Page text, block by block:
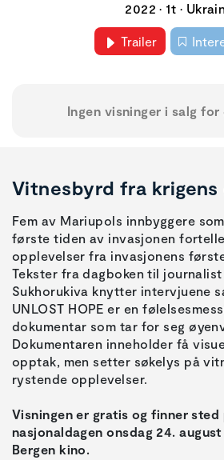
2022 • 1t •
Trailer
Ingen visninger i salg
Vitnesbyrd fra
Fem av Mariupols innbyggere
første tiden av invasjonen
opplevelser fra invasjonens
Tekster fra dagboken til
Sukhorukiva knytter intervjuene
UNLOST HOPE er en
dokumentar som tar for seg
Dokumentaren inneholder få
opptak, men setter søkelys på
rystende opplevelser.
Visningen er gratis og finner sted
nasjonaldagen onsdag 24. august
Bergen kino.